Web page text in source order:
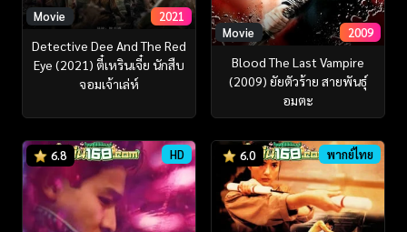
Movie 2021
Detective Dee And The Red
Eye (2021) ตี๋เหรินเจี๋ย นักสืบ
จอมเจ้าเล่ห์
Movie 2009
Blood The Last Vampire
(2009) ยัยตัวร้าย สายพันธุ์
อมตะ
6.8 HD 6.0 พากย์ไทย